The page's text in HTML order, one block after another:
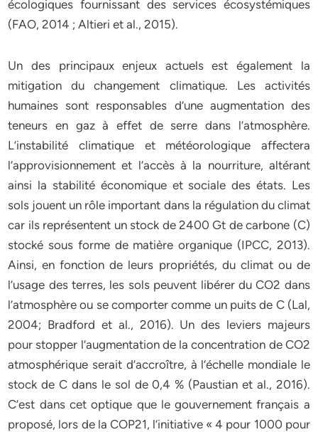
écologiques fournissant des services écosystémiques
(FAO, 2014 ; Altieri et al., 2015).
Un des principaux enjeux actuels est également la
mitigation du changement climatique. Les activités
humaines sont responsables d’une augmentation des
teneurs en gaz à effet de serre dans l’atmosphère.
L’instabilité climatique et météorologique affectera
l’approvisionnement et l’accès à la nourriture, altérant
ainsi la stabilité économique et sociale des états. Les
sols jouent un rôle important dans la régulation du climat
car ils représentent un stock de 2400 Gt de carbone (C)
stocké sous forme de matière organique (IPCC, 2013).
Ainsi, en fonction de leurs propriétés, du climat ou de
l’usage des terres, les sols peuvent libérer du CO2 dans
l’atmosphère ou se comporter comme un puits de C (Lal,
2004; Bradford et al., 2016). Un des leviers majeurs
pour stopper l’augmentation de la concentration de CO2
atmosphérique serait d’accroître, à l’échelle mondiale le
stock de C dans le sol de 0,4 % (Paustian et al., 2016).
C’est dans cet optique que le gouvernement français a
proposé, lors de la COP21, l’initiative « 4 pour 1000 pour